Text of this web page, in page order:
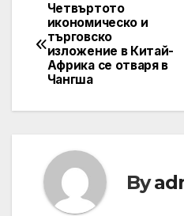
Post
navigation
Четвъртото
икономическо и
търговско
изложение в Китай-
Африка се отваря в
Чангша
By